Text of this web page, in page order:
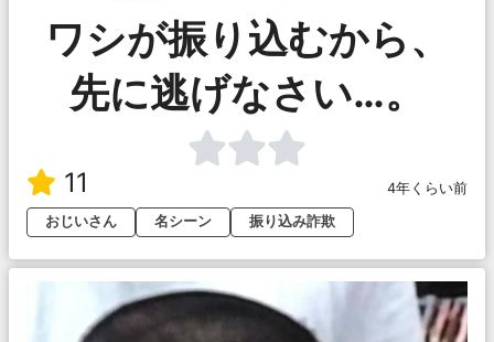
ワシが振り込むから、
先に逃げなさい…。
11
4年くらい前
おじいさん
名シーン 振り込み詐欺